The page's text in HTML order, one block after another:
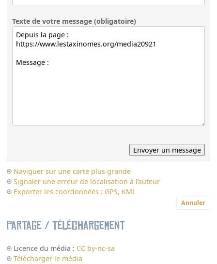
Texte de votre message (obligatoire)
Naviguer sur une carte plus grande
Signaler une erreur de localisation à l’auteur
Exporter les coordonnées : GPS, KML
Annuler
Partage / Téléchargement
Licence du média : CC by-nc-sa
Télécharger le média